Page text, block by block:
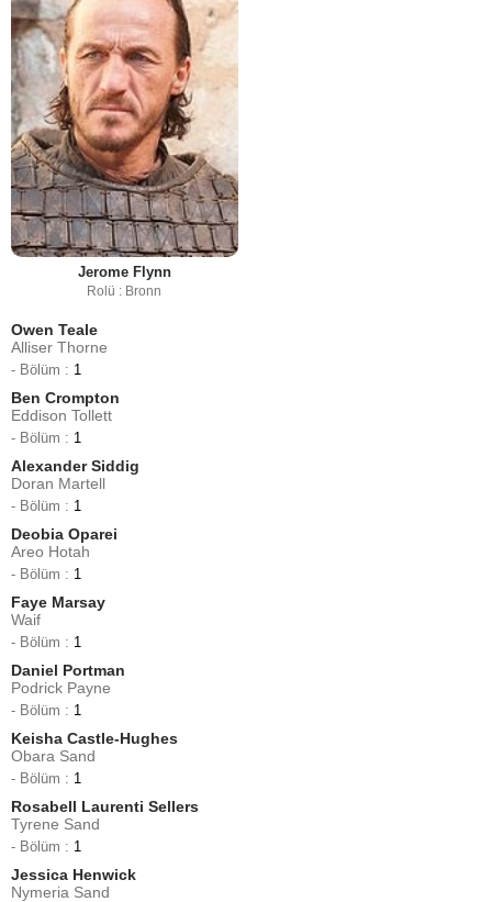
Jerome Flynn
Rolü : Bronn
Owen Teale
Alliser Thorne
- Bölüm : 1
Ben Crompton
Eddison Tollett
- Bölüm : 1
Alexander Siddig
Doran Martell
- Bölüm : 1
Deobia Oparei
Areo Hotah
- Bölüm : 1
Faye Marsay
Waif
- Bölüm : 1
Daniel Portman
Podrick Payne
- Bölüm : 1
Keisha Castle-Hughes
Obara Sand
- Bölüm : 1
Rosabell Laurenti Sellers
Tyrene Sand
- Bölüm : 1
Jessica Henwick
Nymeria Sand